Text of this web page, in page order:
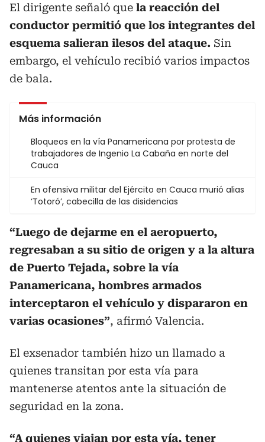
El dirigente señaló que la reacción del
conductor permitió que los integrantes del
esquema salieran ilesos del ataque. Sin
embargo, el vehículo recibió varios impactos
de bala.
Más información
Bloqueos en la vía Panamericana por protesta de
trabajadores de Ingenio La Cabaña en norte del
Cauca
En ofensiva militar del Ejército en Cauca murió alias
‘Totoró’, cabecilla de las disidencias
“Luego de dejarme en el aeropuerto,
regresaban a su sitio de origen y a la altura
de Puerto Tejada, sobre la vía
Panamericana, hombres armados
interceptaron el vehículo y dispararon en
varias ocasiones”, afirmó Valencia.
El exsenador también hizo un llamado a
quienes transitan por esta vía para
mantenerse atentos ante la situación de
seguridad en la zona.
“A quienes viajan por esta vía, tener